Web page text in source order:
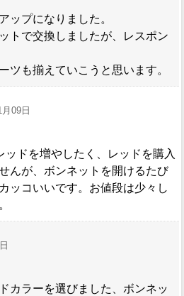
ップになりました。
トで交換しましたが、レスポン
ツも揃えていこうと思います。
09日
ッドを増やしたく、レッドを購入
んが、ボンネットを開けるたび
ッコいいです。お値段は少々し
カラーを選びました、ボンネッ